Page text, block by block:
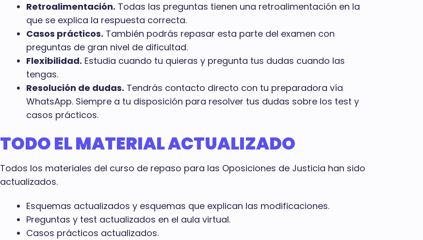
Retroalimentación. Todas las preguntas tienen una retroalimentación en la
que se explica la respuesta correcta.
Casos prácticos. También podrás repasar esta parte del examen con
preguntas de gran nivel de dificultad.
Flexibilidad. Estudia cuando tu quieras y pregunta tus dudas cuando las
tengas.
Resolución de dudas. Tendrás contacto directo con tu preparadora vía
WhatsApp. Siempre a tu disposición para resolver tus dudas sobre los test y
casos prácticos.
TODO EL MATERIAL ACTUALIZADO
Todos los materiales del curso de repaso para las Oposiciones de Justicia han sido
actualizados.
Esquemas actualizados y esquemas que explican las modificaciones.
Preguntas y test actualizados en el aula virtual.
Casos prácticos actualizados.